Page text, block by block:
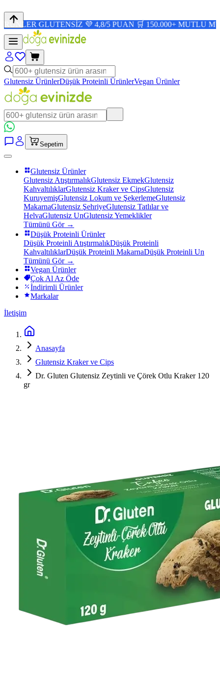
💜 4,8/5 PUAN 🛒 150.000+ MUTLU MÜŞTERİ ✨
Glutensiz ÜrünlerDüşük Proteinli ÜrünlerVegan Ürünler
Sepetim
Glutensiz Ürünler
Glutensiz AtıştırmalıkGlutensiz EkmekGlutensiz
KahvaltılıklarGlutensiz Kraker ve CipsGlutensiz
KuruyemişGlutensiz Lokum ve ŞekerlemeGlutensiz
MakarnaGlutensiz ŞehriyeGlutensiz Tatlılar ve
HelvaGlutensiz UnGlutensiz Yemeklikler
Tümünü Gör →
Düşük Proteinli Ürünler
Düşük Proteinli AtıştırmalıkDüşük Proteinli
KahvaltılıklarDüşük Proteinli MakarnaDüşük Proteinli Un
Tümünü Gör →
Vegan Ürünler
Çok Al Az Öde
İndirimli Ürünler
Markalar
İletişim
Anasayfa
Glutensiz Kraker ve Cips
Dr. Gluten Glutensiz Zeytinli ve Çörek Otlu Kraker 120
gr